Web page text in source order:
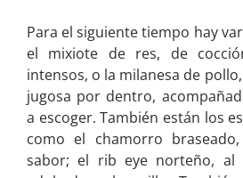
Para el siguiente tiempo hay
el mixiote de res, de
intensos, o la milanesa de
jugosa por dentro,
a escoger. También están los
como el chamorro
sabor; el rib eye norteño,